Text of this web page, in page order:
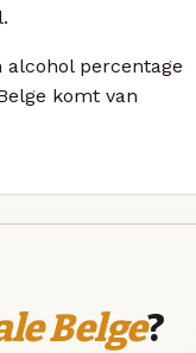
alcohol percentage
komt van
Belge?